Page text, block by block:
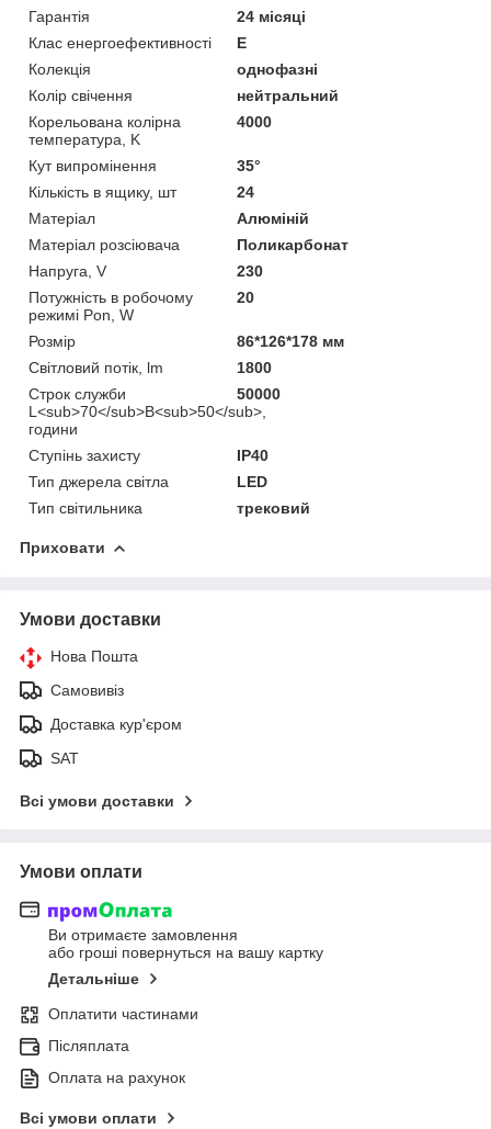
Гарантія
24 місяці
Клас енергоефективності
E
Колекція
однофазні
Колір свічення
нейтральний
Корельована колірна
температура, K
4000
Кут випромінення
35°
Кількість в ящику, шт
24
Матеріал
Алюміній
Матеріал розсіювача
Поликарбонат
Напруга, V
230
Потужність в робочому
режимі Pon, W
20
Розмір
86*126*178 мм
Світловий потік, lm
1800
Строк служби
L<sub>70</sub>B<sub>50</sub>,
години
50000
Ступінь захисту
IP40
Тип джерела світла
LED
Тип світильника
трековий
Приховати
Умови доставки
Нова Пошта
Самовивіз
Доставка кур'єром
SAT
Всі умови доставки
Умови оплати
Ви отримаєте замовлення
або гроші повернуться на вашу картку
Детальніше
Оплатити частинами
Післяплата
Оплата на рахунок
Всі умови оплати